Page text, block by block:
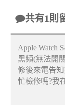
共有1則
Apple Watch
黑頻(無法開
修後來電告
忙檢修嗎?我